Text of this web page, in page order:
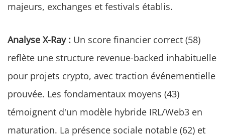
majeurs, exchanges et festivals établis.
Analyse X-Ray : Un score financier correct (58)
reflète une structure revenue-backed inhabituelle
pour projets crypto, avec traction événementielle
prouvée. Les fondamentaux moyens (43)
témoignent d'un modèle hybride IRL/Web3 en
maturation. La présence sociale notable (62) et